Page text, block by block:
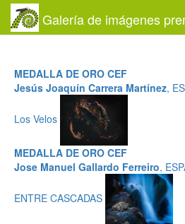
Galería de imágenes
MEDALLA DE ORO CEF
Jesús Joaquín Carrera Martínez,
Los Velos
MEDALLA DE ORO CEF
Jose Manuel Gallardo Ferreiro,
ENTRE CASCADAS